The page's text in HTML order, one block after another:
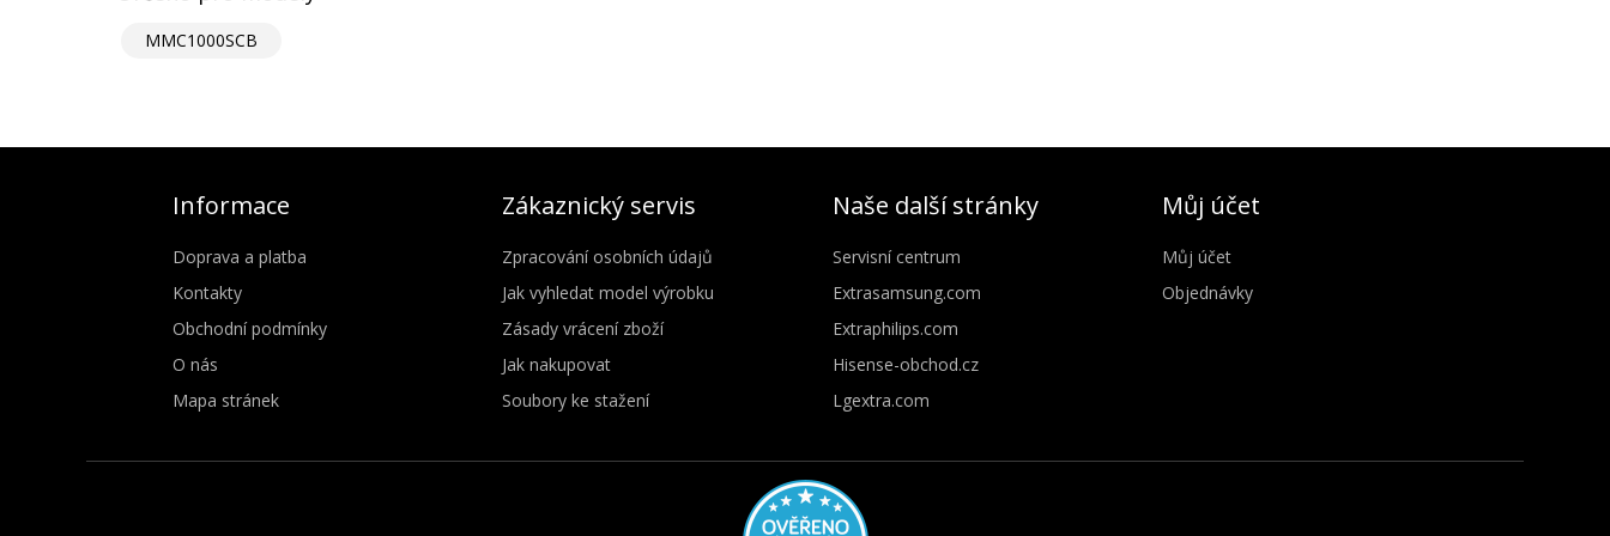
MMC1000SCB
Informace
Doprava a platba
Kontakty
Obchodní podmínky
O nás
Mapa stránek
Zákaznický servis
Zpracování osobních údajů
Jak vyhledat model výrobku
Zásady vrácení zboží
Jak nakupovat
Soubory ke stažení
Naše další stránky
Servisní centrum
Extrasamsung.com
Extraphilips.com
Hisense-obchod.cz
Lgextra.com
Můj účet
Můj účet
Objednávky